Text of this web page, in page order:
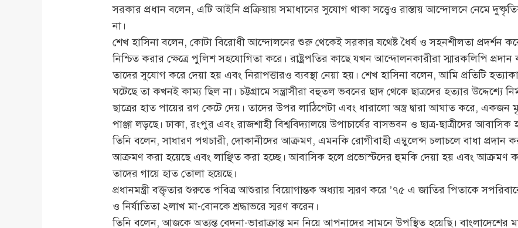
সরকার প্রধান বলেন, এটি আইনি প্রক্রিয়ায় সমাধানের সুযোগ থাকা সত্ত্বেও রাস্তায় আন্দোলনে নেমে
না।
শেখ হাসিনা বলেন, কোটা বিরোধী আন্দোলনের শুরু থেকেই সরকার যথেষ্ট ধৈর্য ও সহনশীলতা প্রদর্শন
নিশ্চিত করার ক্ষেত্রে পুলিশ সহযোগিতা করে। রাষ্ট্রপতির কাছে যখন আন্দোলনকারীরা স্মারকলিপি প্রদান
তাদের সুযোগ করে দেয়া হয় এবং নিরাপত্তারও ব্যবস্থা নেয়া হয়। শেখ হাসিনা বলেন, আমি প্রতিটি
ঘটেছে তা কখনই কাম্য ছিল না। চট্টগ্রামে সন্ত্রাসীরা বহুতল ভবনের ছাদ থেকে ছাত্রদের হত্যার উদ্দেশ্যে
ছাত্রের হাত পায়ের রগ কেটে দেয়। তাদের উপর লাঠিপেটা এবং ধারালো অস্ত্র দ্বারা আঘাত করে,
পাঞ্জা লড়ছে। ঢাকা, রংপুর এবং রাজশাহী বিশ্ববিদ্যালয়ে উপাচার্যের বাসভবন ও ছাত্র-ছাত্রীদের
তিনি বলেন, সাধারণ পথচারী, দোকানীদের আক্রমণ, এমনকি রোগীবাহী এম্বুলেন্স চলাচলে বাধা প্রদান
আক্রমণ করা হয়েছে এবং লাঞ্ছিত করা হচ্ছে। আবাসিক হলে প্রভোস্টদের হুমকি দেয়া হয় এবং আক্রমণ
তাদের গায়ে হাত তোলা হয়েছে।
প্রধানমন্ত্রী বক্তৃতার শুরুতে পবিত্র আশুরার বিয়োগান্তক অধ্যায় স্মরণ করে ’৭৫ এ জাতির পিতাকে
ও নির্যাতিতা ২লাখ মা-বোনকে শ্রদ্ধাভরে স্মরণ করেন।
তিনি বলেন, আজকে অত্যন্ত বেদনা-ভারাক্রান্ত মন নিয়ে আপনাদের সামনে উপস্থিত হয়েছি। বাংলাদেশের